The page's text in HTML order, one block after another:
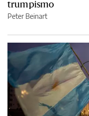
trumpismo
Peter Beinart